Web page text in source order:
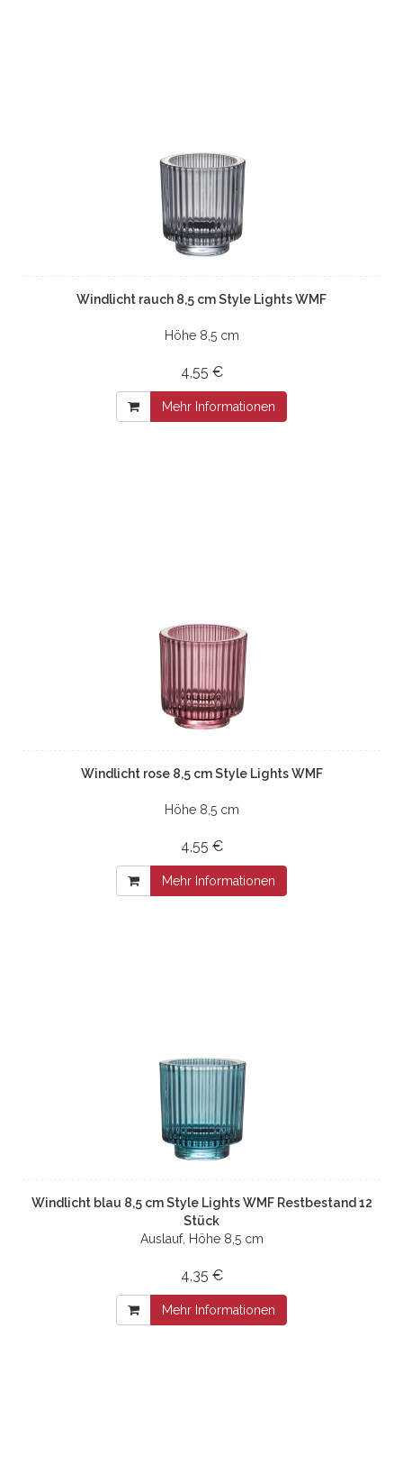
Windlicht rauch 8,5 cm Style Lights WMF
Höhe 8,5 cm
4,55 €
Mehr Informationen
Windlicht rose 8,5 cm Style Lights WMF
Höhe 8,5 cm
4,55 €
Mehr Informationen
Windlicht blau 8,5 cm Style Lights WMF Restbestand 12
Stück
Auslauf, Höhe 8,5 cm
4,35 €
Mehr Informationen